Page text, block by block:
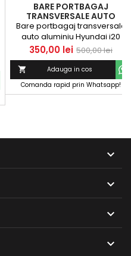
BARE PORTBAGAJ
TRANSVERSALE AUTO
ALUMINIU HYUNDAI I20
ACTIVE (GB) COMBI DUPA
2015
Bare portbagaj transversale
auto aluminiu Hyundai i20
Active (Gb) combi dupa 2015
Pret
350,00 lei Pret
de
baza
500,00 lei

Adauga in cos
Comanda rapid prin Whatsapp!



